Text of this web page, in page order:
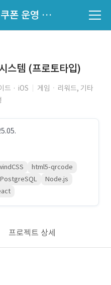
QR / 스탬프 / 쿠폰 운영 시스템 (프로토타입)
스템 (프로토타입)
드 · iOS
게임ㆍ리워드, 기타
html5-qrcode
PostgreSQL
Node.js
프로젝트 상세